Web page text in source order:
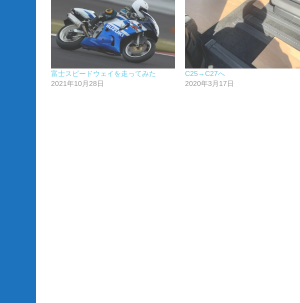
富士スピードウェイを走ってみた
2021年10月28日
C25→C27へ
2020年3月17日